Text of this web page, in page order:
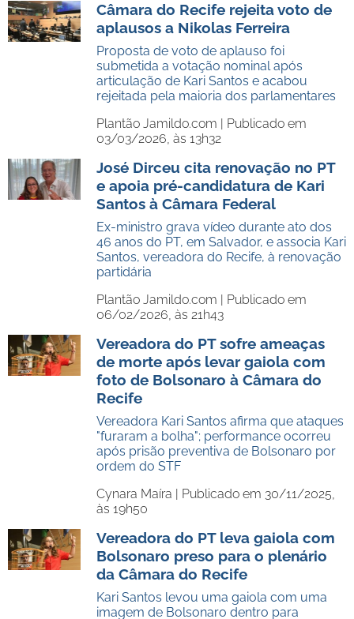
Câmara do Recife rejeita voto de
aplausos a Nikolas Ferreira
Proposta de voto de aplauso foi
submetida a votação nominal após
articulação de Kari Santos e acabou
rejeitada pela maioria dos parlamentares
Plantão Jamildo.com | Publicado em
03/03/2026, às 13h32
José Dirceu cita renovação no PT
e apoia pré-candidatura de Kari
Santos à Câmara Federal
Ex-ministro grava vídeo durante ato dos
46 anos do PT, em Salvador, e associa Kari
Santos, vereadora do Recife, à renovação
partidária
Plantão Jamildo.com | Publicado em
06/02/2026, às 21h43
Vereadora do PT sofre ameaças
de morte após levar gaiola com
foto de Bolsonaro à Câmara do
Recife
Vereadora Kari Santos afirma que ataques
"furaram a bolha"; performance ocorreu
após prisão preventiva de Bolsonaro por
ordem do STF
Cynara Maíra | Publicado em 30/11/2025,
às 19h50
Vereadora do PT leva gaiola com
Bolsonaro preso para o plenário
da Câmara do Recife
Kari Santos levou uma gaiola com uma
imagem de Bolsonaro dentro para